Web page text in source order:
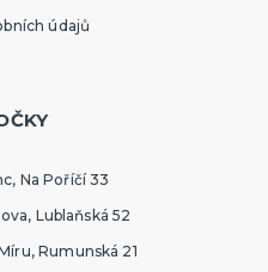
údajů
Na Poříčí 33
Lublaňská 52
Rumunská 21